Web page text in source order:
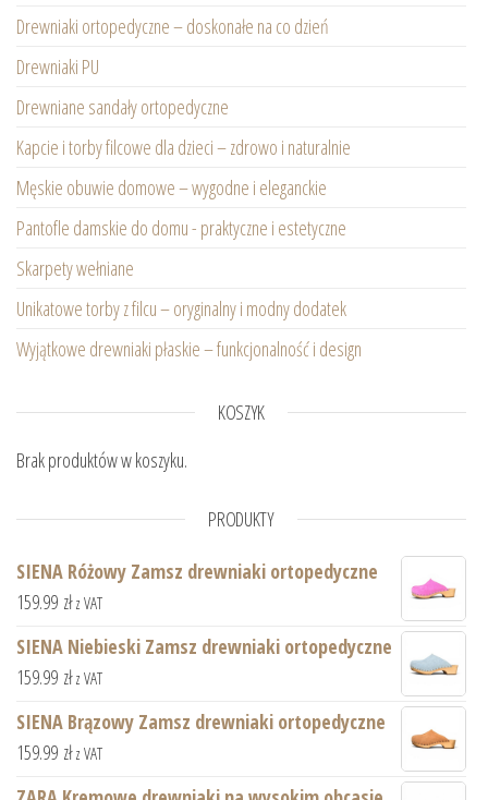
Drewniaki ortopedyczne – doskonałe na co dzień
Drewniaki PU
Drewniane sandały ortopedyczne
Kapcie i torby filcowe dla dzieci – zdrowo i naturalnie
Męskie obuwie domowe – wygodne i eleganckie
Pantofle damskie do domu - praktyczne i estetyczne
Skarpety wełniane
Unikatowe torby z filcu – oryginalny i modny dodatek
Wyjątkowe drewniaki płaskie – funkcjonalność i design
KOSZYK
Brak produktów w koszyku.
PRODUKTY
SIENA Różowy Zamsz drewniaki ortopedyczne
159.99 zł z VAT
SIENA Niebieski Zamsz drewniaki ortopedyczne
159.99 zł z VAT
SIENA Brązowy Zamsz drewniaki ortopedyczne
159.99 zł z VAT